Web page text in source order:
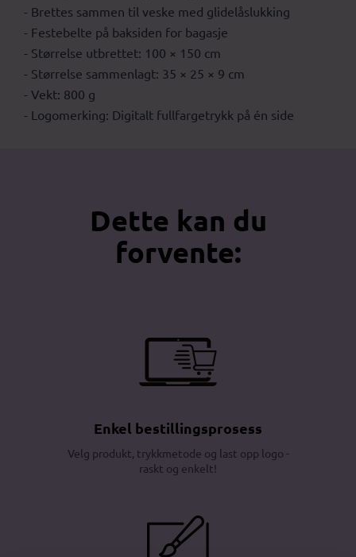
- Brettes sammen til veske med glidelåslukking
- Festebelte på baksiden for bagasje
- Størrelse utbrettet: 100 × 150 cm
- Størrelse sammenlagt: 35 × 25 × 9 cm
- Vekt: 800 g
- Logomerking: Digitalt fullfargetrykk på én side
Dette kan du
forvente:
Enkel bestillingsprosess
Velg produkt, trykkmetode og last opp logo -
raskt og enkelt!